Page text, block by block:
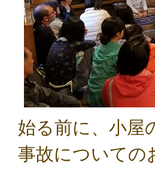
始る前に、小屋
事故についての